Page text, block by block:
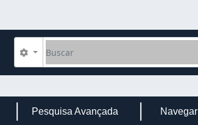
Buscar
Opções de busca
Pesquisa Avançada Navegar